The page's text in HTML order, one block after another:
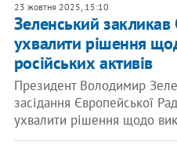
23 жовтня 2025, 15:10
Зеленський
ухвалити рішення
російських активів
Президент Володимир
засідання Європейської
ухвалити рішення щодо